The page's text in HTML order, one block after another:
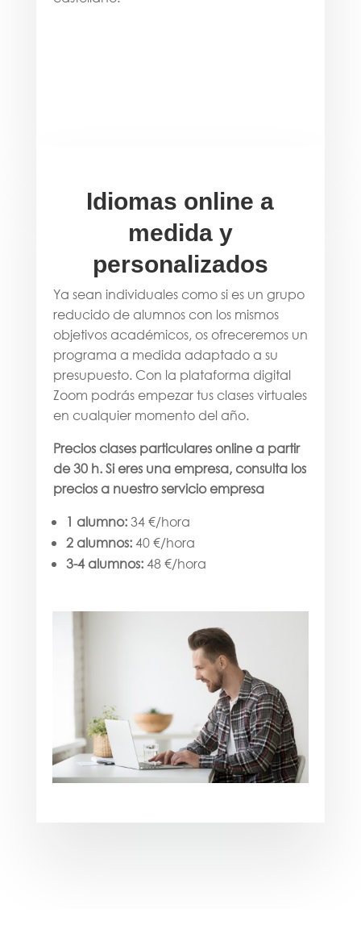
Idiomas online a
medida y
personalizados
Ya sean individuales como si es un grupo
reducido de alumnos con los mismos
objetivos académicos, os ofreceremos un
programa a medida adaptado a su
presupuesto. Con la plataforma digital
Zoom podrás empezar tus clases virtuales
en cualquier momento del año.
Precios clases particulares online a partir
de 30 h. Si eres una empresa, consulta los
precios a nuestro servicio empresa
1 alumno: 34 €/hora
2 alumnos: 40 €/hora
3-4 alumnos: 48 €/hora